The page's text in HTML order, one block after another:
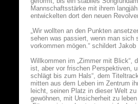
Mannschaftsstärke mit ihrem
entwickelten dort den neuen
„Wir wollten an den Punkten
sehen was passiert, wenn man sich
vorkommen mögen.“ schildert
Willkommen im „Zimmer mit Blick“,
ist, aber vor frischen Perspektiven,
schlägt bis zum Hals“, dem
mitten aus dem Leben im Zentrum
leicht, seinen Platz in dieser Welt
gewöhnen, mit Unsicherheit zu